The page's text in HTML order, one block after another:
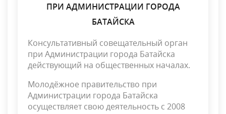
ПРИ АДМИНИСТРАЦИИ ГОРОДА
БАТАЙСКА
Консультативный совещательный орган
при Администрации города Батайска
действующий на общественных началах.
Молодёжное правительство при
Администрации города Батайска
осуществляет свою деятельность с 2008